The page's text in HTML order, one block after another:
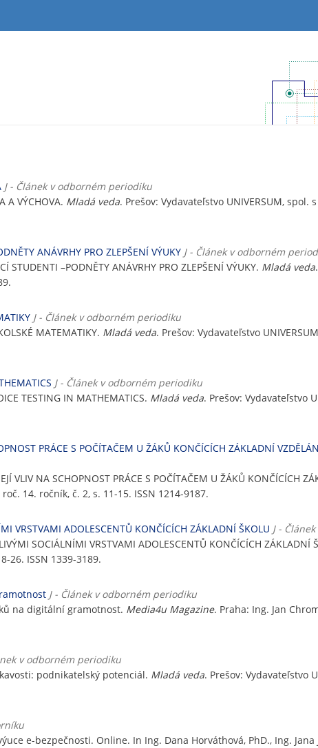
J - Článek v odborném periodiku
A VÝCHOVA. Mladá veda. Prešov: Vydavateľstvo UNIVERSUM, spol.
ANÁVRHY PRO ZLEPŠENÍ VÝUKY J - Článek v odborném
STUDENTI –PODNĚTY ANÁVRHY PRO ZLEPŠENÍ VÝUKY. Mladá veda
J - Článek v odborném periodiku
MATEMATIKY. Mladá veda. Prešov: Vydavateľstvo
J - Článek v odborném periodiku
TESTING IN MATHEMATICS. Mladá veda. Prešov: Vydavateľstvo
PRÁCE S POČÍTAČEM U ŽÁKŮ KONČÍCÍCH ZÁKLADNÍ
VLIV NA SCHOPNOST PRÁCE S POČÍTAČEM U ŽÁKŮ KONČÍCÍCH
14. ročník, č. 2, s. 11-15. ISSN 1214-9187.
VRSTVAMI ADOLESCENTŮ KONČÍCÍCH ZÁKLADNÍ ŠKOLU J -
SOCIÁLNÍMI VRSTVAMI ADOLESCENTŮ KONČÍCÍCH ZÁKLADNÍ
26. ISSN 1339-3189.
J - Článek v odborném periodiku
na digitální gramotnost. Media4u Magazine. Praha: Ing. Jan
v odborném periodiku
podnikatelský potenciál. Mladá veda. Prešov: Vydavateľstvo
e-bezpečnosti. Online. In Ing. Dana Horváthová, PhD., Ing. Jana